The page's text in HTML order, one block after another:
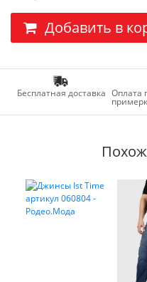
Добавить в
Бесплатная доставка Оплата